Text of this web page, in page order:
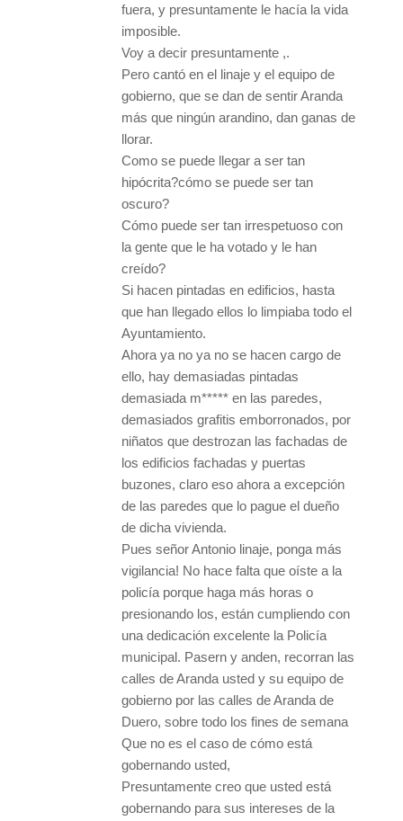
fuera, y presuntamente le hacía la vida
imposible.
Voy a decir presuntamente ,.
Pero cantó en el linaje y el equipo de
gobierno, que se dan de sentir Aranda
más que ningún arandino, dan ganas de
llorar.
Como se puede llegar a ser tan
hipócrita?cómo se puede ser tan
oscuro?
Cómo puede ser tan irrespetuoso con
la gente que le ha votado y le han
creído?
Si hacen pintadas en edificios, hasta
que han llegado ellos lo limpiaba todo el
Ayuntamiento.
Ahora ya no ya no se hacen cargo de
ello, hay demasiadas pintadas
demasiada m***** en las paredes,
demasiados grafitis emborronados, por
niñatos que destrozan las fachadas de
los edificios fachadas y puertas
buzones, claro eso ahora a excepción
de las paredes que lo pague el dueño
de dicha vivienda.
Pues señor Antonio linaje, ponga más
vigilancia! No hace falta que oíste a la
policía porque haga más horas o
presionando los, están cumpliendo con
una dedicación excelente la Policía
municipal. Pasern y anden, recorran las
calles de Aranda usted y su equipo de
gobierno por las calles de Aranda de
Duero, sobre todo los fines de semana
Que no es el caso de cómo está
gobernando usted,
Presuntamente creo que usted está
gobernando para sus intereses de la